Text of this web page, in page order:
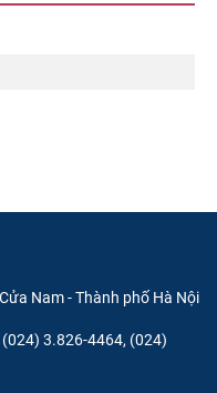
Nam - Thành phố Hà Nội
3.826-4464, (024)